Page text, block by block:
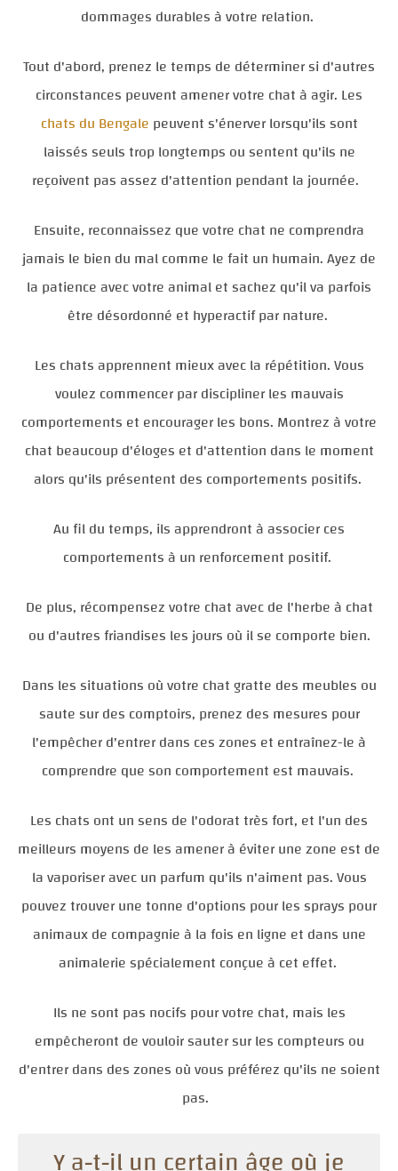
dommages durables à votre relation.
Tout d'abord, prenez le temps de déterminer si d'autres
circonstances peuvent amener votre chat à agir. Les
chats du Bengale peuvent s'énerver lorsqu'ils sont
laissés seuls trop longtemps ou sentent qu'ils ne
reçoivent pas assez d'attention pendant la journée.
Ensuite, reconnaissez que votre chat ne comprendra
jamais le bien du mal comme le fait un humain. Ayez de
la patience avec votre animal et sachez qu'il va parfois
être désordonné et hyperactif par nature.
Les chats apprennent mieux avec la répétition. Vous
voulez commencer par discipliner les mauvais
comportements et encourager les bons. Montrez à votre
chat beaucoup d'éloges et d'attention dans le moment
alors qu'ils présentent des comportements positifs.
Au fil du temps, ils apprendront à associer ces
comportements à un renforcement positif.
De plus, récompensez votre chat avec de l'herbe à chat
ou d'autres friandises les jours où il se comporte bien.
Dans les situations où votre chat gratte des meubles ou
saute sur des comptoirs, prenez des mesures pour
l'empêcher d'entrer dans ces zones et entraînez-le à
comprendre que son comportement est mauvais.
Les chats ont un sens de l'odorat très fort, et l'un des
meilleurs moyens de les amener à éviter une zone est de
la vaporiser avec un parfum qu'ils n'aiment pas. Vous
pouvez trouver une tonne d'options pour les sprays pour
animaux de compagnie à la fois en ligne et dans une
animalerie spécialement conçue à cet effet.
Ils ne sont pas nocifs pour votre chat, mais les
empêcheront de vouloir sauter sur les compteurs ou
d'entrer dans des zones où vous préférez qu'ils ne soient
pas.